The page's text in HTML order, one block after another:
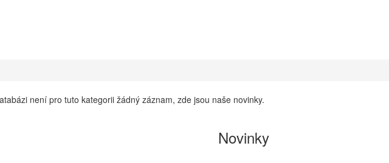
není pro tuto kategorii žádný záznam, zde jsou naše novinky.
Novinky